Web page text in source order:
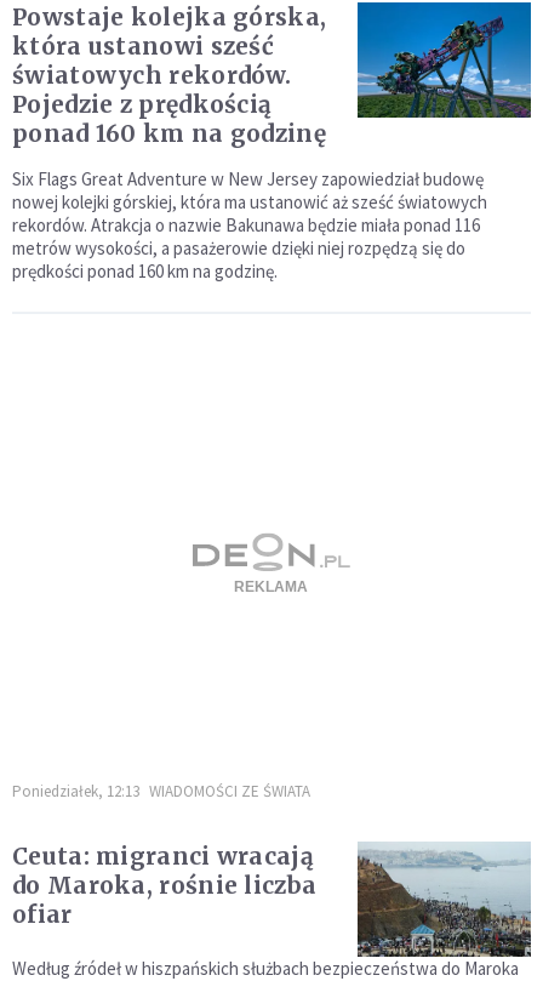
Powstaje kolejka górska,
która ustanowi sześć
światowych rekordów.
Pojedzie z prędkością
ponad 160 km na godzinę
Six Flags Great Adventure w New Jersey zapowiedział budowę
nowej kolejki górskiej, która ma ustanowić aż sześć światowych
rekordów. Atrakcja o nazwie Bakunawa będzie miała ponad 116
metrów wysokości, a pasażerowie dzięki niej rozpędzą się do
prędkości ponad 160 km na godzinę.
Poniedziałek, 12:13 WIADOMOŚCI ZE ŚWIATA
Ceuta: migranci wracają
do Maroka, rośnie liczba
ofiar
Według źródeł w hiszpańskich służbach bezpieczeństwa do Maroka